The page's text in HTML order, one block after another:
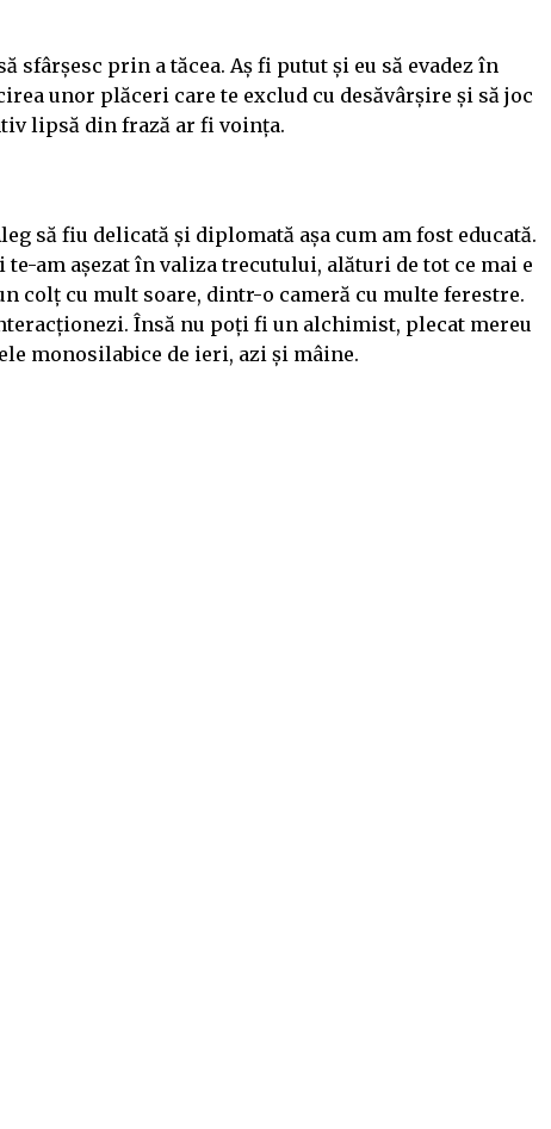
sfârșesc prin a tăcea. Aș fi putut și eu să evadez în
unor plăceri care te exclud cu desăvârșire și să joc
lipsă din frază ar fi voința.
să fiu delicată și diplomată așa cum am fost educată.
am așezat în valiza trecutului, alături de tot ce mai e
colț cu mult soare, dintr-o cameră cu multe ferestre.
Însă nu poți fi un alchimist, plecat mereu
monosilabice de ieri, azi și mâine.